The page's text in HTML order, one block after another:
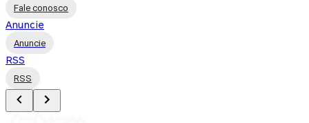
Fale conosco
Anuncie
Anuncie
RSS
RSS